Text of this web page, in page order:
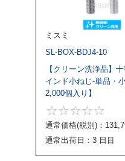
ミスミ
SL-BOX-BDJ4-10
【クリーン洗浄品】
インド小ねじ-単品・
2,000個入り】
通常価格(税別)：
通常出荷日：3 日目